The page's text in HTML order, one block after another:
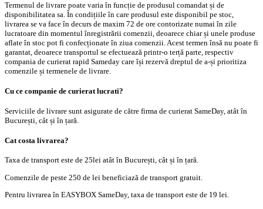
Termenul de livrare poate varia în funcție de produsul comandat și de
disponibilitatea sa. În condițiile în care produsul este disponibil pe stoc,
livrarea se va face în decurs de maxim 72 de ore contorizate numai în zile
lucratoare din momentul înregistrării comenzii, deoarece chiar și unele produse
aflate în stoc pot fi confecționate în ziua comenzii. Acest termen însă nu poate fi
garantat, deoarece transportul se efectuează printr-o terță parte, respectiv
compania de curierat rapid Sameday care își rezervă dreptul de a-și prioritiza
comenzile și termenele de livrare.
Cu ce companie de curierat lucrati?
Serviciile de livrare sunt asigurate de către firma de curierat SameDay, atât în
București, cât și în țară.
Cat costa livrarea?
Taxa de transport este de 25lei atât în București, cât și în țară.
Comenzile de peste 250 de lei beneficiază de transport gratuit.
Pentru livrarea în EASYBOX SameDay, taxa de transport este de 19 lei.